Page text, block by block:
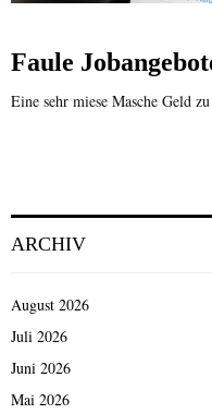
Faule
Eine sehr miese Masche Geld
ARCHIV
August 2026
Juli 2026
Juni 2026
Mai 2026